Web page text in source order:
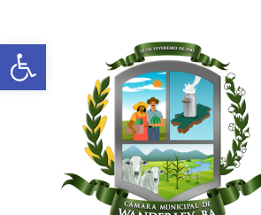
Abrir a barra de